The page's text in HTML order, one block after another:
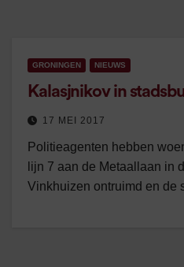
GRONINGEN NIEUWS
Kalasjnikov in
17 MEI 2017
Politieagenten hebben
lijn 7 aan de Metaallaan in
Vinkhuizen ontruimd en de